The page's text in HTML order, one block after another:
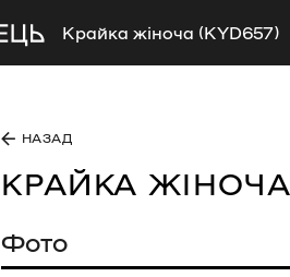
Крайка жіноча (KYD657)
НАЗАД
КРАЙКА ЖІНОЧА
Фото